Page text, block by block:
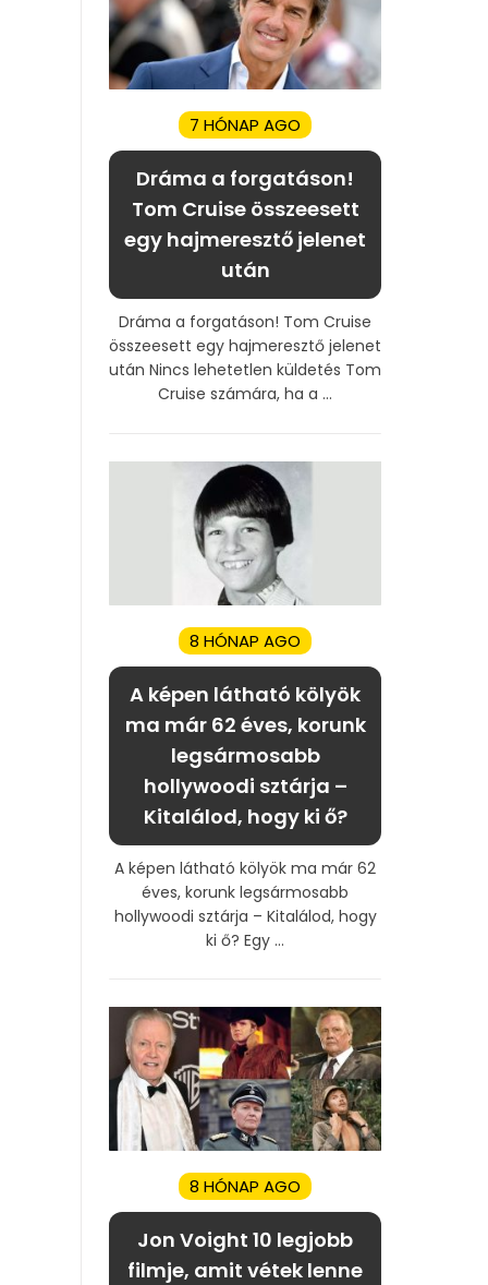
7 HÓNAP AGO
Dráma a forgatáson!
Tom Cruise összeesett
egy hajmeresztő jelenet
után
Dráma a forgatáson! Tom Cruise
összeesett egy hajmeresztő jelenet
után Nincs lehetetlen küldetés Tom
Cruise számára, ha a ...
8 HÓNAP AGO
A képen látható kölyök
ma már 62 éves, korunk
legsármosabb
hollywoodi sztárja –
Kitalálod, hogy ki ő?
A képen látható kölyök ma már 62
éves, korunk legsármosabb
hollywoodi sztárja – Kitalálod, hogy
ki ő? Egy ...
8 HÓNAP AGO
Jon Voight 10 legjobb
filmje, amit vétek lenne